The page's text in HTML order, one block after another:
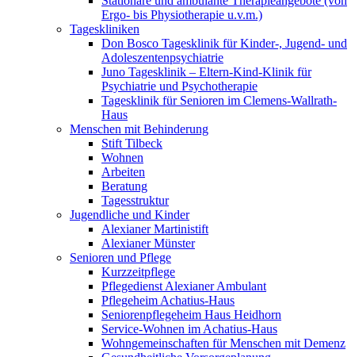
Ergo- bis Physiotherapie u.v.m.)
Tageskliniken
Don Bosco Tagesklinik für Kinder-, Jugend- und
Adoleszentenpsychiatrie
Juno Tagesklinik – Eltern-Kind-Klinik für
Psychiatrie und Psychotherapie
Tagesklinik für Senioren im Clemens-Wallrath-
Haus
Menschen mit Behinderung
Stift Tilbeck
Wohnen
Arbeiten
Beratung
Tagesstruktur
Jugendliche und Kinder
Alexianer Martinistift
Alexianer Münster
Senioren und Pflege
Kurzzeitpflege
Pflegedienst Alexianer Ambulant
Pflegeheim Achatius-Haus
Seniorenpflegeheim Haus Heidhorn
Service-Wohnen im Achatius-Haus
Wohngemeinschaften für Menschen mit Demenz